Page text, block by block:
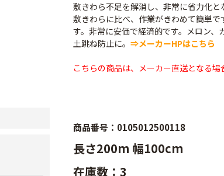
敷きわら不足を解消し、非常に省力化と
敷きわらに比べ、作業がきわめて簡単
す。非常に安価で経済的です。メロン、
土跳ね防止に。 ⇒メーカーHPはこちら
こちらの商品は、メーカー直送となる場
商品番号：0105012500118
長さ200m 幅100cm
在庫数：3